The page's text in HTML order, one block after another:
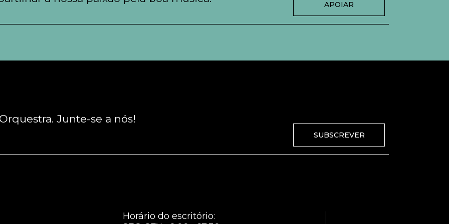
APOIAR
Junte-se a nós!
SUBSCREVER
Horário do escritório: